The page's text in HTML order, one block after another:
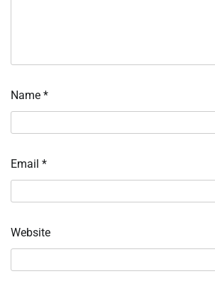
Name *
Email *
Website